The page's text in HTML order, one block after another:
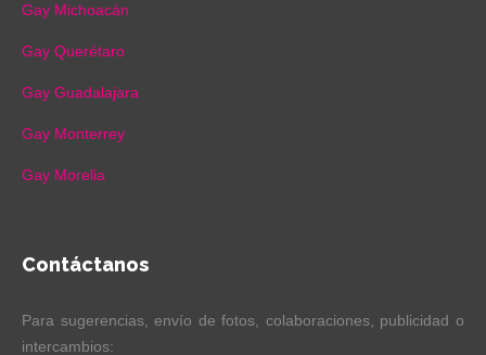
Gay Michoacán
Gay Querétaro
Gay Guadalajara
Gay Monterrey
Gay Morelia
Contáctanos
Para sugerencias, envío de fotos, colaboraciones, publicidad o
intercambios: